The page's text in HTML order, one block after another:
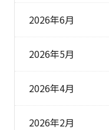
2026年6月
2026年5月
2026年4月
2026年2月